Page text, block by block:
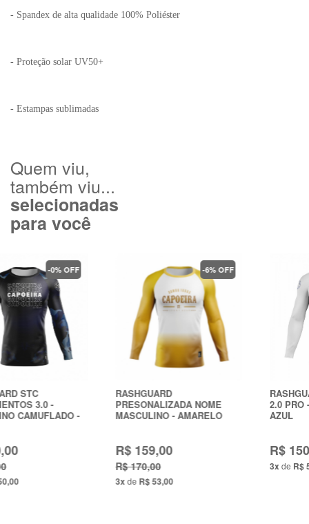
- Spandex de alta qualidade 100% Poliéster
- Proteção solar UV50+
- Estampas sublimadas
Quem viu,
também viu...
selecionadas
para você
RASHGUARD STC
INSTRUMENTOS 3.0 -
MASCULINO CAMUFLADO -
R$ 150,00
3x
RASHGUARD
PRESONALIZADA NOME
MASCULINO - AMARELO
R$ 159,00
3x